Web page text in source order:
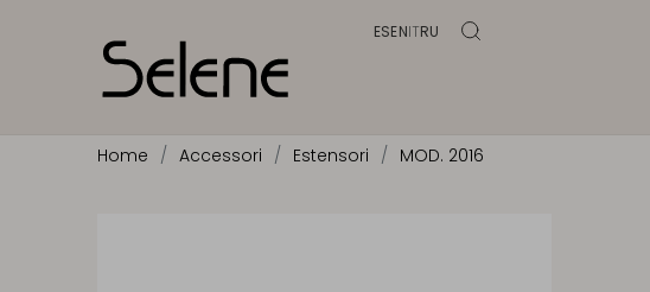
ESENITRU
Home Accessori Estensori MOD. 2016